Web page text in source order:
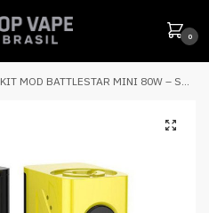
0
KIT MOD BATTLESTAR MINI 80W – SMOANT